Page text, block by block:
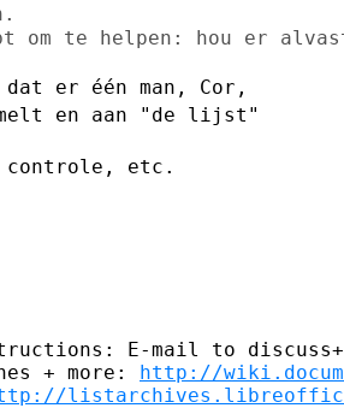
er één man, Cor,
en aan "de lijst"
etc.
E-mail to
+ more: http://